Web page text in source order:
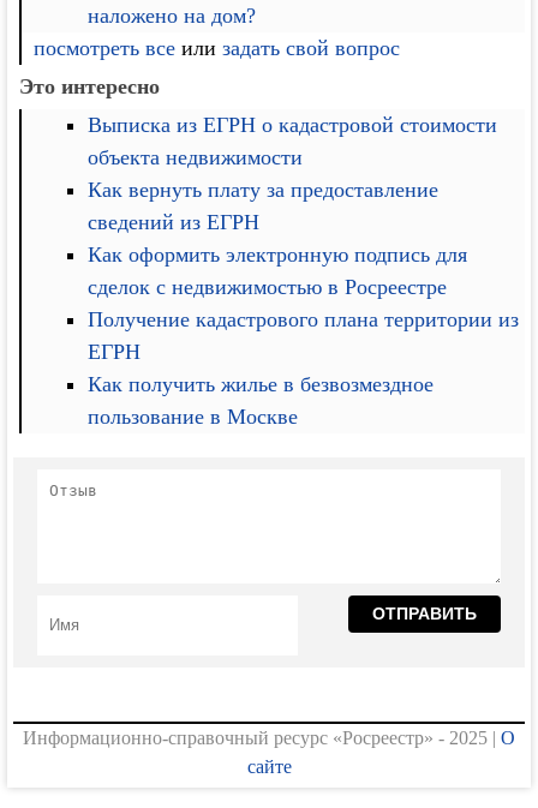
наложено на дом?
посмотреть все илизадать свой вопрос
Это интересно
Выписка из ЕГРН о кадастровой стоимости
объекта недвижимости
Как вернуть плату за предоставление
сведений из ЕГРН
Как оформить электронную подпись для
сделок с недвижимостью в Росреестре
Получение кадастрового плана территории из
ЕГРН
Как получить жилье в безвозмездное
пользование в Москве
Информационно-справочный ресурс «Росреестр» - 2025 | О
сайте